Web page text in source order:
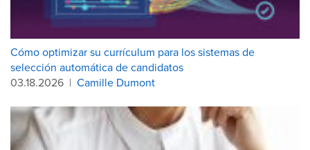
Cómo optimizar su currículum para los sistemas de
selección automática de candidatos
03.18.2026 | Camille Dumont